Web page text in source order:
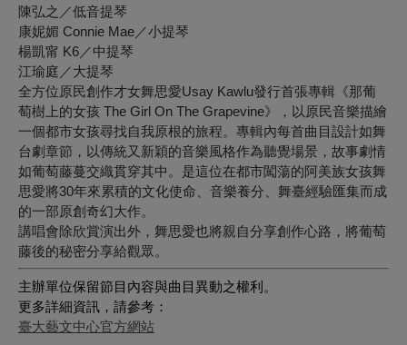
陳弘之／低音提琴
康妮媚 Connie Mae／小提琴
楊凱甯 K6／中提琴
江瑜庭／大提琴
全方位原民創作才女舞思愛Usay Kawlu發行首張專輯《那葡
萄樹上的女孩 The Girl On The Grapevine》，以原民音樂描繪
一個都市女孩尋找自我原根的旅程。專輯內每首曲目設計如舞
台劇章節，以傳統又新穎的音樂風格作為聽覺場景，故事劇情
如葡萄藤蔓交織貫穿其中。是這位在都市闖蕩的阿美族女孩舞
思愛將30年來累積的文化使命、音樂養分、舞臺經驗匯集而成
的一部原創奇幻大作。
講唱會除欣賞演出外，舞思愛也將親自分享創作心路，將葡萄
藤後的秘密分享給觀眾。
主辦單位保留節目內容與曲目異動之權利。
更多詳細資訊，請參考：
臺大藝文中心官方網站